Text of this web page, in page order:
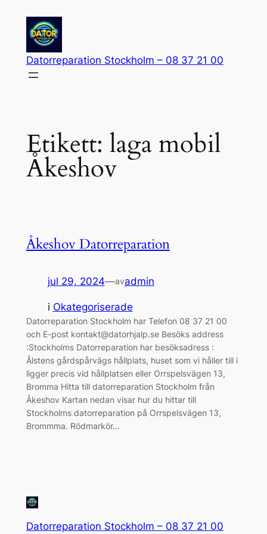
innehåll
Datorreparation Stockholm – 08 37 21 00
Etikett: laga mobil
Åkeshov
Åkeshov Datorreparation
jul 29, 2024—avadmin
i Okategoriserade
Datorreparation Stockholm har Telefon 08 37 21 00
och E-post kontakt@datorhjalp.se Besöks address
:Stockholms Datorreparation har besöksadress :
Ålstens gårdspårvägs hållplats, huset som vi håller till i
ligger precis vid hållplatsen eller Orrspelsvägen 13,
Bromma Hitta till datorreparation Stockholm från
Åkeshov Kartan nedan visar hur du hittar till
Stockholms datorreparation på Orrspelsvägen 13,
Brommma. Rödmarkör…
Datorreparation Stockholm – 08 37 21 00